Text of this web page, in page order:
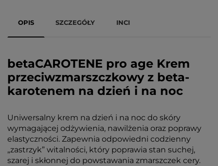
OPIS SZCZEGÓŁY INCI
betaCAROTENE pro age Krem
przeciwzmarszczkowy z beta-
karotenem na dzień i na noc
Uniwersalny krem na dzień i na noc do skóry
wymagającej odżywienia, nawilżenia oraz poprawy
elastyczności. Zapewnia odpowiedni codzienny
„zastrzyk” witalności, który poprawia stan suchej,
szarej i skłonnej do powstawania zmarszczek cery.